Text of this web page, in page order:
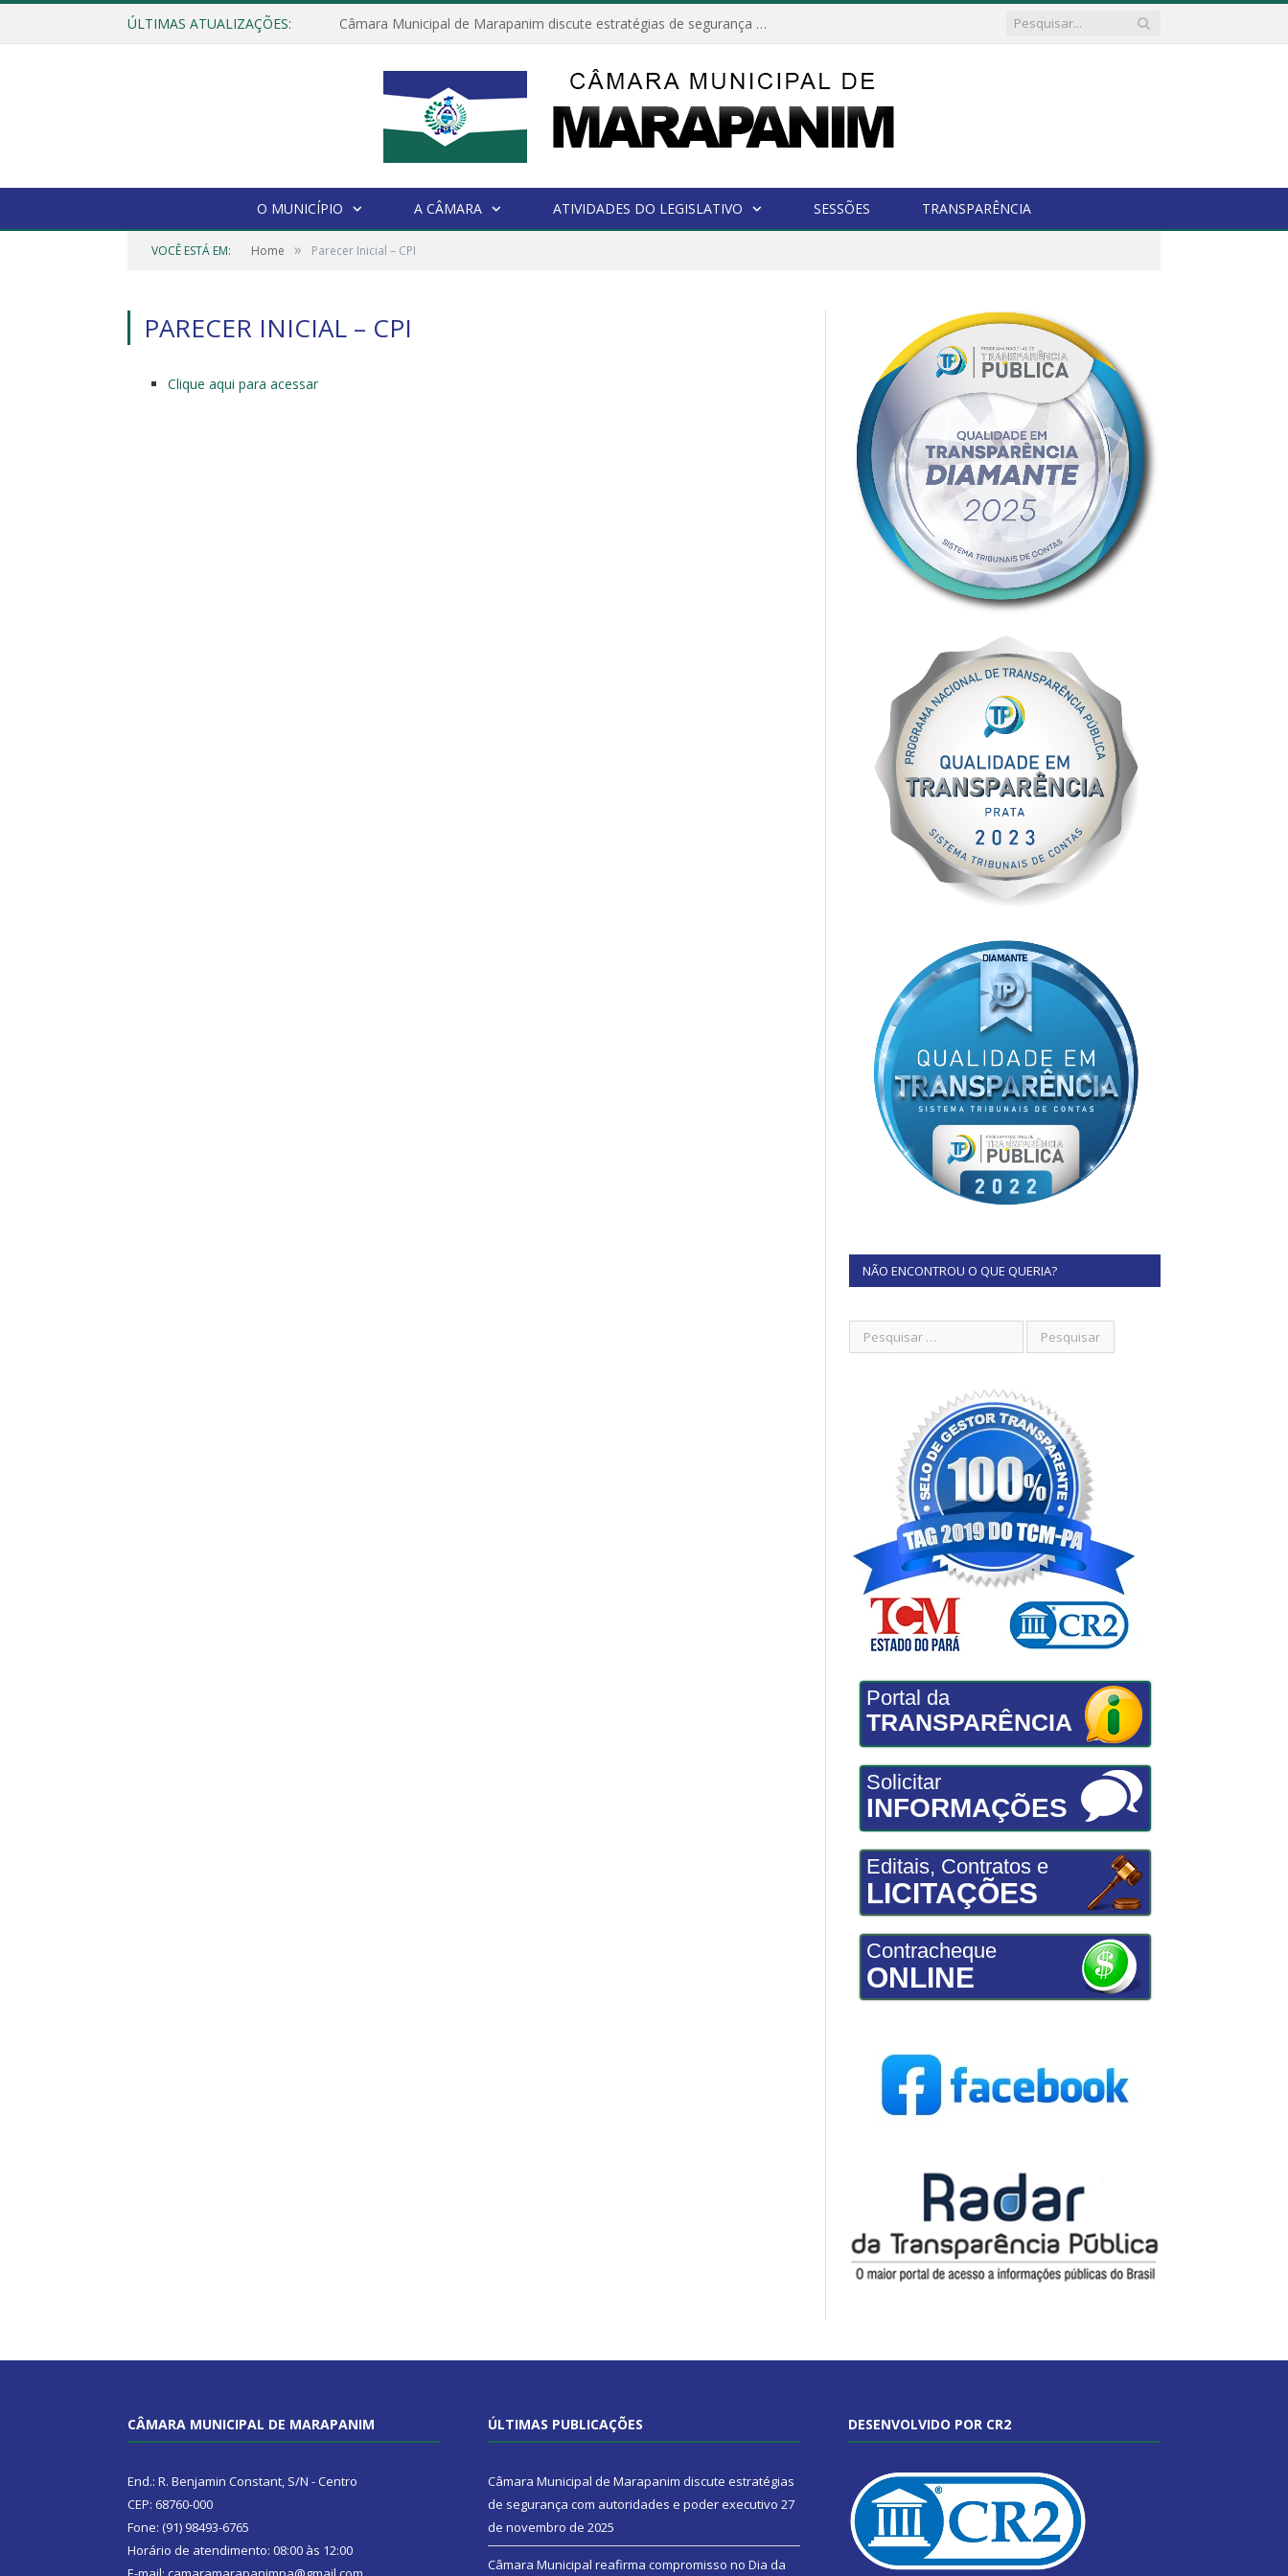
ÚLTIMAS ATUALIZAÇÕES: Câmara Municipal de Marapanim discute estratégias de segurança com autoridades e poder executivo
O MUNICÍPIO A CÂMARA ATIVIDADES DO LEGISLATIVO SESSÕES TRANSPARÊNCIA
VOCÊ ESTÁ EM: Home » Parecer Inicial – CPI
PARECER INICIAL – CPI
Clique aqui para acessar
NÃO ENCONTROU O QUE QUERIA?
Portal da
TRANSPARÊNCIA
Solicitar
INFORMAÇÕES
Editais, Contratos e
LICITAÇÕES
Contracheque
ONLINE
CÂMARA MUNICIPAL DE MARAPANIM
End.: R. Benjamin Constant, S/N - Centro
CEP: 68760-000
Fone: (91) 98493-6765
Horário de atendimento: 08:00 às 12:00
ÚLTIMAS PUBLICAÇÕES
Câmara Municipal de Marapanim discute estratégias
de segurança com autoridades e poder executivo 27
de novembro de 2025
Câmara Municipal reafirma compromisso no Dia da
DESENVOLVIDO POR CR2